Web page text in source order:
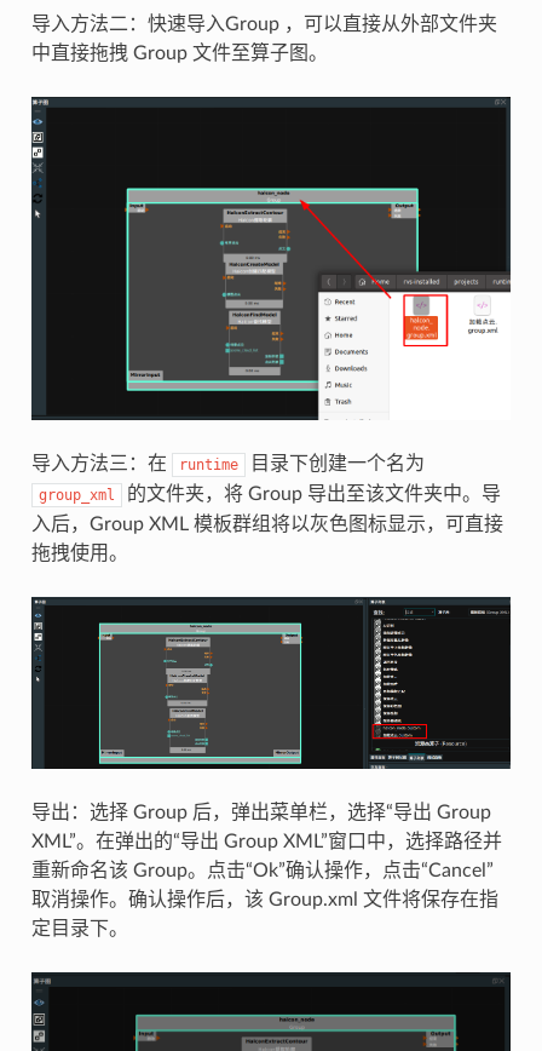
导入方法二：快速导入Group ，可以直接从外部文件夹
中直接拖拽 Group 文件至算子图。
导入方法三：在 runtime 目录下创建一个名为
group_xml
的文件夹，将 Group 导出至该文件夹中。导
入后，Group XML 模板群组将以灰色图标显示，可直接
拖拽使用。
导出：选择 Group 后，弹出菜单栏，选择“导出 Group
XML”。在弹出的“导出 Group XML”窗口中，选择路径并
重新命名该 Group。点击“Ok”确认操作，点击“Cancel”
取消操作。确认操作后，该 Group.xml 文件将保存在指
定目录下。